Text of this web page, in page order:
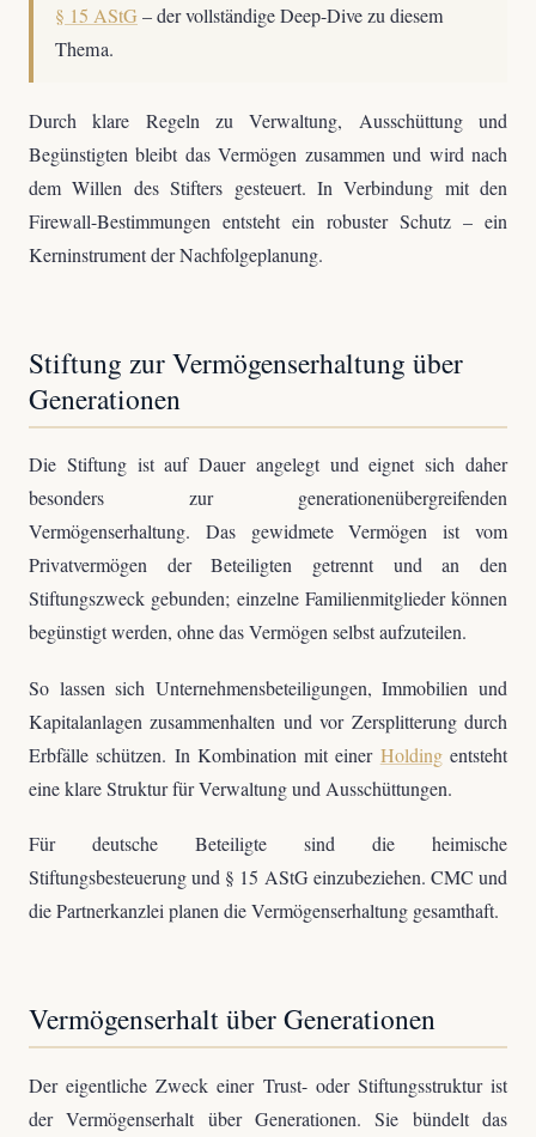
§ 15 AStG – der vollständige Deep-Dive zu diesem
Thema.
Durch klare Regeln zu Verwaltung, Ausschüttung und
Begünstigten bleibt das Vermögen zusammen und wird nach
dem Willen des Stifters gesteuert. In Verbindung mit den
Firewall-Bestimmungen entsteht ein robuster Schutz – ein
Kerninstrument der Nachfolgeplanung.
Stiftung zur Vermögenserhaltung über
Generationen
Die Stiftung ist auf Dauer angelegt und eignet sich daher
besonders zur generationenübergreifenden
Vermögenserhaltung. Das gewidmete Vermögen ist vom
Privatvermögen der Beteiligten getrennt und an den
Stiftungszweck gebunden; einzelne Familienmitglieder können
begünstigt werden, ohne das Vermögen selbst aufzuteilen.
So lassen sich Unternehmensbeteiligungen, Immobilien und
Kapitalanlagen zusammenhalten und vor Zersplitterung durch
Erbfälle schützen. In Kombination mit einer Holdingentsteht
eine klare Struktur für Verwaltung und Ausschüttungen.
Für deutsche Beteiligte sind die heimische
Stiftungsbesteuerung und § 15 AStG einzubeziehen. CMC und
die Partnerkanzlei planen die Vermögenserhaltung gesamthaft.
Vermögenserhalt über Generationen
Der eigentliche Zweck einer Trust- oder Stiftungsstruktur ist
der Vermögenserhalt über Generationen. Sie bündelt das